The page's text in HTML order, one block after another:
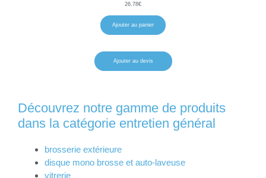
26.78€
Ajouter au panier
Ajouter au devis
Découvrez notre gamme de produits
dans la catégorie entretien général
brosserie extérieure
disque mono brosse et auto-laveuse
vitrerie